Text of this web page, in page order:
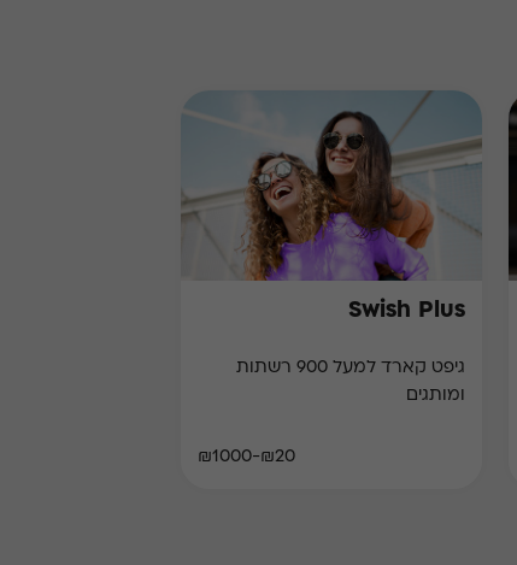
Swish Plus
גיפט קארד למעל 900 רשתות
ומותגים
₪20-₪1000